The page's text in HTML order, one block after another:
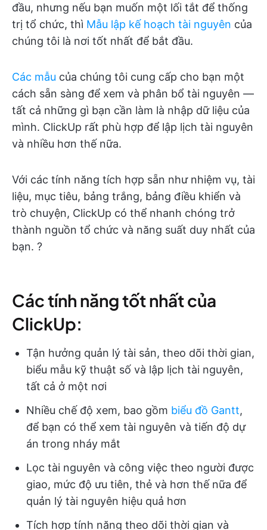
đầu, nhưng nếu bạn muốn một lối tắt để thống
trị tổ chức, thì Mẫu lập kế hoạch tài nguyên của
chúng tôi là nơi tốt nhất để bắt đầu.
Các mẫu của chúng tôi cung cấp cho bạn một
cách sẵn sàng để xem và phân bổ tài nguyên —
tất cả những gì bạn cần làm là nhập dữ liệu của
mình. ClickUp rất phù hợp để lập lịch tài nguyên
và nhiều hơn thế nữa.
Với các tính năng tích hợp sẵn như nhiệm vụ, tài
liệu, mục tiêu, bảng trắng, bảng điều khiển và
trò chuyện, ClickUp có thể nhanh chóng trở
thành nguồn tổ chức và năng suất duy nhất của
bạn. ?
Các tính năng tốt nhất của
ClickUp:
Tận hưởng quản lý tài sản, theo dõi thời gian,
biểu mẫu kỹ thuật số và lập lịch tài nguyên,
tất cả ở một nơi
Nhiều chế độ xem, bao gồm biểu đồ Gantt,
để bạn có thể xem tài nguyên và tiến độ dự
án trong nháy mắt
Lọc tài nguyên và công việc theo người được
giao, mức độ ưu tiên, thẻ và hơn thế nữa để
quản lý tài nguyên hiệu quả hơn
Tích hợp tính năng theo dõi thời gian và